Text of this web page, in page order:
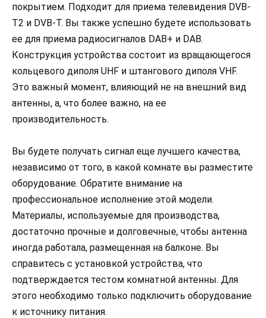
покрытием. Подходит для приема телевидения DVB-
T2 и DVB-T. Вы также успешно будете использовать
ее для приема радиосигналов DAB+ и DAB.
Конструкция устройства состоит из вращающегося
кольцевого диполя UHF и штангового диполя VHF.
Это важный момент, влияющий не на внешний вид
антенны, а, что более важно, на ее
производительность.
Вы будете получать сигнал еще лучшего качества,
независимо от того, в какой комнате вы разместите
оборудование. Обратите внимание на
профессиональное исполнение этой модели.
Материалы, используемые для производства,
достаточно прочные и долговечные, чтобы антенна
иногда работала, размещенная на балконе. Вы
справитесь с установкой устройства, что
подтверждается тестом комнатной антенны. Для
этого необходимо только подключить оборудование
к источнику питания.